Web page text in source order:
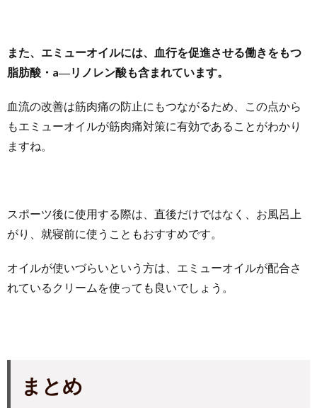
また、エミューオイルには、血行を促進させる働きをもつ
脂肪酸・a―リノレン酸も含まれています。
血流の改善は筋肉痛の防止にもつながるため、この点から
もエミューオイルが筋肉痛対策に有効であることがわかり
ますね。
スポーツ後に使用する際は、直後だけではなく、お風呂上
がり、就寝前に使うこともおすすめです。
オイルが使いづらいという方は、エミューオイルが配合さ
れているクリームを使っても良いでしょう。
まとめ